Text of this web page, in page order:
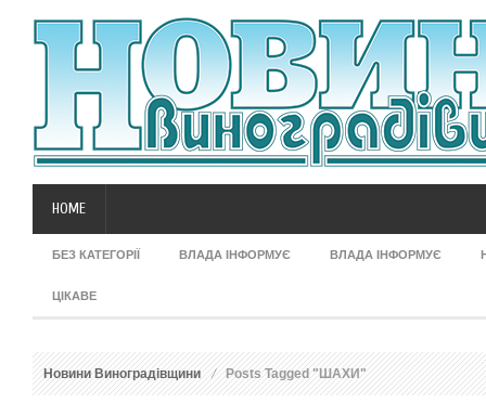
HOME
БЕЗ КАТЕГОРІЇ ВЛАДА ІНФОРМУЄ ВЛАДА ІНФОРМУЄ
ЦІКАВЕ
Новини Виноградівщини Posts Tagged "ШАХИ"